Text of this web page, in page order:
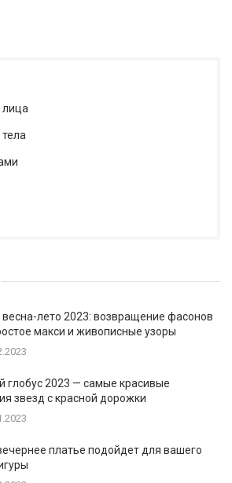
лица
весна-лето 2023: возвращение фасонов
макси и живописные узоры
глобус 2023 — самые красивые
звезд с красной дорожки
платье подойдет для вашего